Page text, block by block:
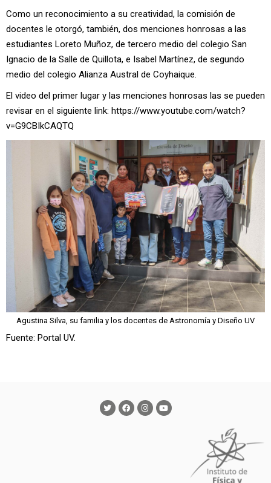
Como un reconocimiento a su creatividad, la comisión de
docentes le otorgó, también, dos menciones honrosas a las
estudiantes Loreto Muñoz, de tercero medio del colegio San
Ignacio de la Salle de Quillota, e Isabel Martínez, de segundo
medio del colegio Alianza Austral de Coyhaique.
El video del primer lugar y las menciones honrosas las se pueden
revisar en el siguiente link: https://www.youtube.com/watch?
v=G9CBIkCAQTQ
Agustina Silva, su familia y los docentes de Astronomía y Diseño UV
Fuente: Portal UV.